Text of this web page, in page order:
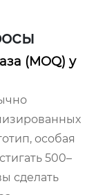
(MOQ) у
особая
500–
сделать